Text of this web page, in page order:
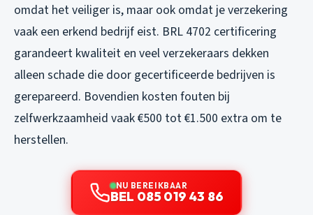
omdat het veiliger is, maar ook omdat je verzekering
vaak een erkend bedrijf eist. BRL 4702 certificering
garandeert kwaliteit en veel verzekeraars dekken
alleen schade die door gecertificeerde bedrijven is
gerepareerd. Bovendien kosten fouten bij
zelfwerkzaamheid vaak €500 tot €1.500 extra om te
herstellen.
NU BEREIKBAAR
BEL 085 019 43 86